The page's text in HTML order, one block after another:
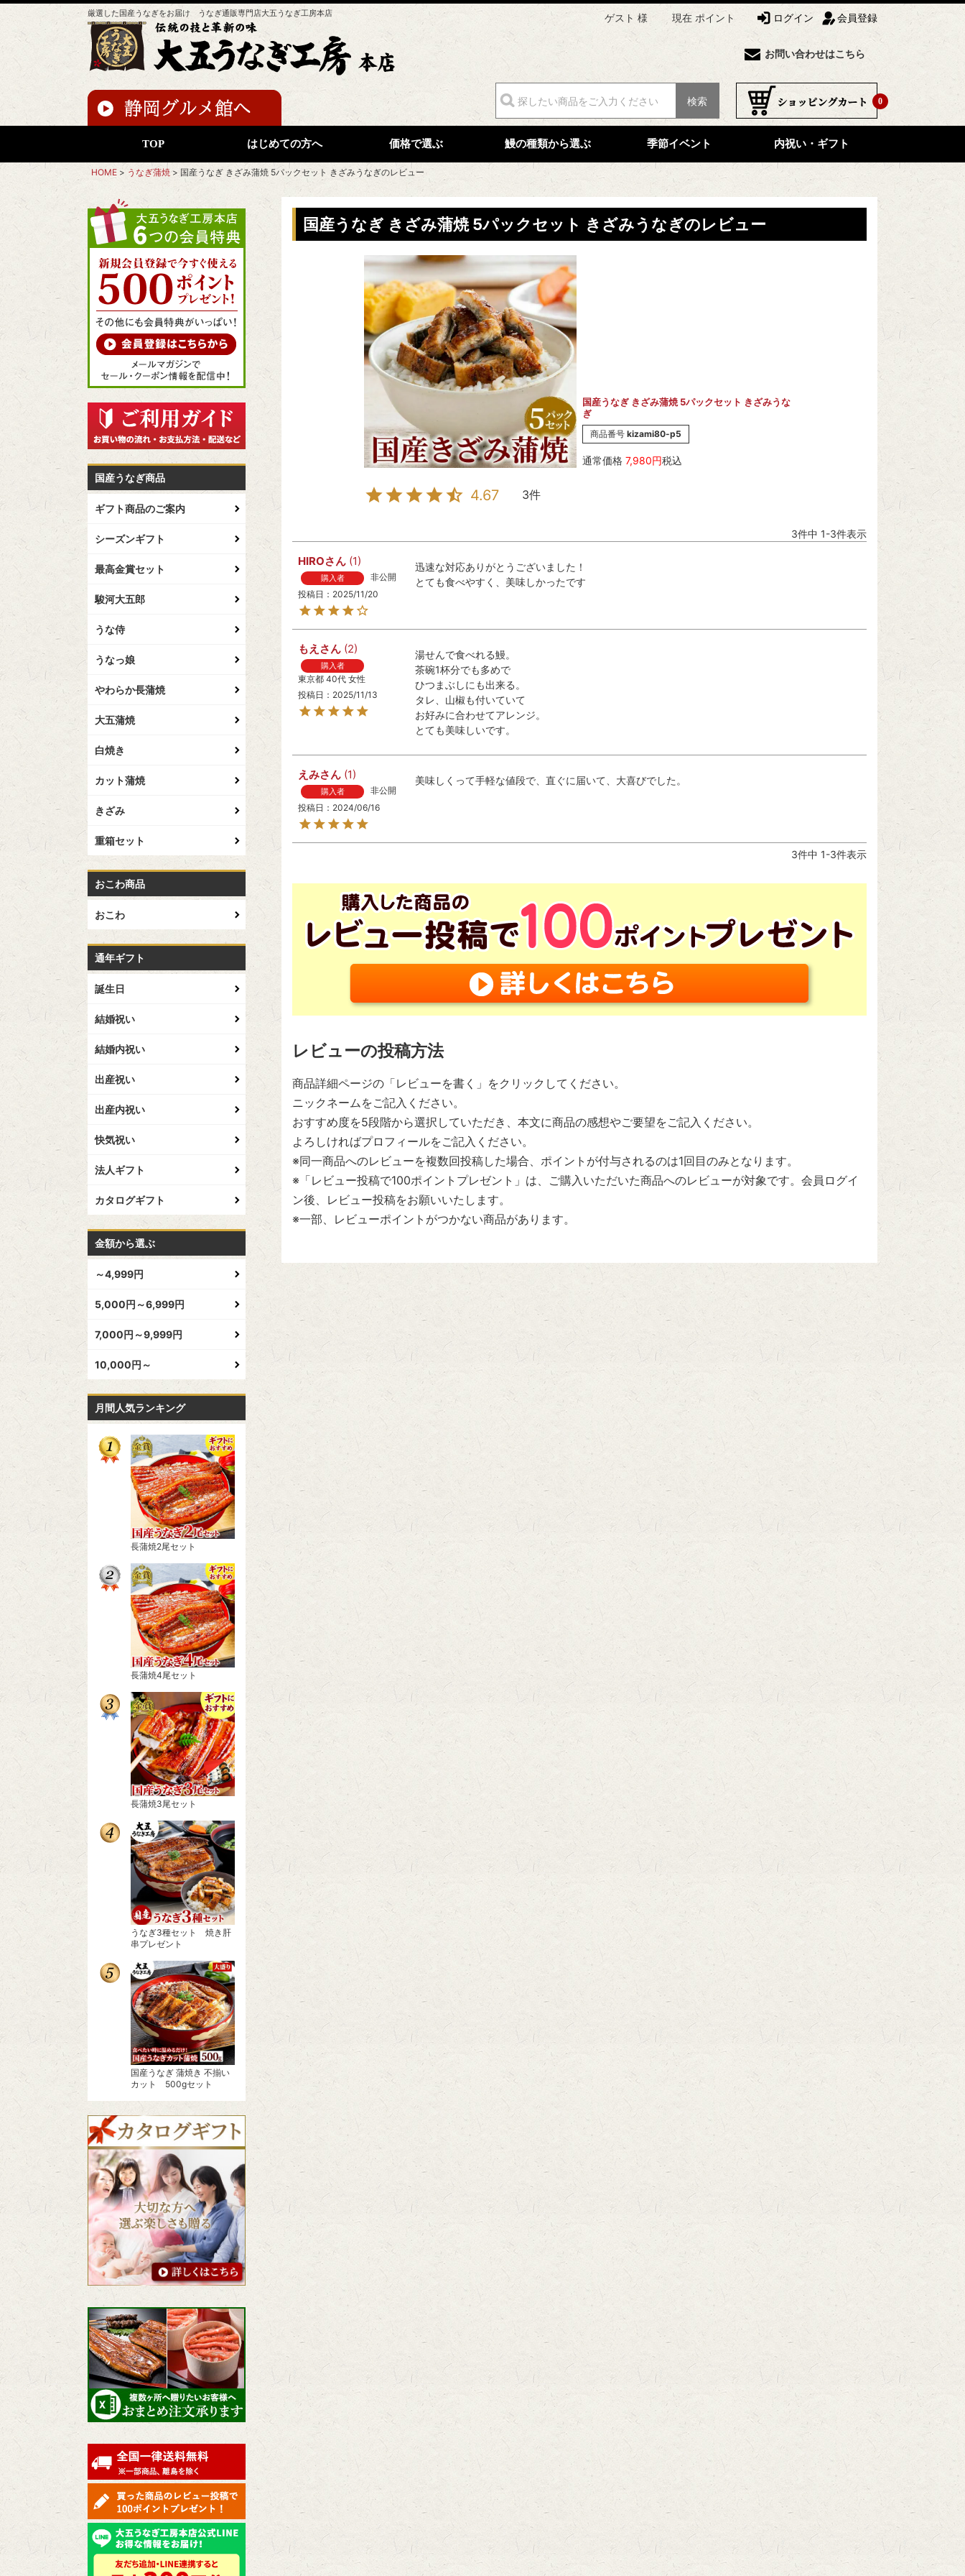
厳選した国産うなぎをお届け うなぎ通販専門店大五うなぎ工房本店 ゲスト 様 現在 ポイント ログイン 会員登録
お問い合わせはこちら
0
検索
TOP はじめての方へ 価格で選ぶ 鰻の種類から選ぶ 季節イベント 内祝い・ギフト
HOME うなぎ蒲焼 国産うなぎ きざみ蒲焼 5パックセット きざみうなぎのレビュー
国産うなぎ商品
ギフト商品のご案内
シーズンギフト
最高金賞セット
駿河大五郎
うな侍
うなっ娘
やわらか長蒲焼
大五蒲焼
白焼き
カット蒲焼
きざみ
重箱セット
おこわ商品
おこわ
通年ギフト
誕生日
結婚祝い
結婚内祝い
出産祝い
出産内祝い
快気祝い
法人ギフト
カタログギフト
金額から選ぶ
～4,999円
5,000円～6,999円
7,000円～9,999円
10,000円～
月間人気ランキング
長蒲焼2尾セット
長蒲焼4尾セット
長蒲焼3尾セット
うなぎ3種セット 焼き肝
串プレゼント
国産うなぎ 蒲焼き 不揃い
カット 500gセット
国産うなぎ きざみ蒲焼 5パックセット きざみうなぎのレビュー
国産うなぎ きざみ蒲焼 5パックセット きざみうな
ぎ
商品番号 kizami80-p5
通常価格 7,980 税込
4.67 3
3件中 1-3件表示
HIRO 1
購入者
非公開
投稿日
2025/11/20
迅速な対応ありがとうございました！
とても食べやすく、美味しかったです
もえ 2
購入者
東京都 40代 女性
投稿日
2025/11/13
湯せんで食べれる鰻。
茶碗1杯分でも多めで
ひつまぶしにも出来る。
タレ、山椒も付いていて
お好みに合わせてアレンジ。
とても美味しいです。
えみ 1
購入者
非公開
投稿日
2024/06/16
美味しくって手軽な値段で、直ぐに届いて、大喜びでした。
3件中 1-3件表示
レビューの投稿方法
商品詳細ページの「レビューを書く」をクリックしてください。
ニックネームをご記入ください。
おすすめ度を5段階から選択していただき、本文に商品の感想やご要望をご記入ください。
よろしければプロフィールをご記入ください。
※同一商品へのレビューを複数回投稿した場合、ポイントが付与されるのは1回目のみとなります。
※「レビュー投稿で100ポイントプレゼント」は、ご購入いただいた商品へのレビューが対象です。会員ログイ
ン後、レビュー投稿をお願いいたします。
※一部、レビューポイントがつかない商品があります。